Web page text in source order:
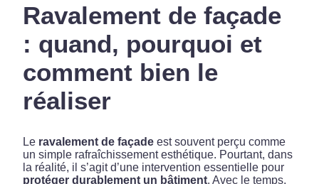
Ravalement de façade
: quand, pourquoi et
comment bien le
réaliser
Le ravalement de façade est souvent perçu comme
un simple rafraîchissement esthétique. Pourtant, dans
la réalité, il s’agit d’une intervention essentielle pour
protéger durablement un bâtiment. Avec le temps,